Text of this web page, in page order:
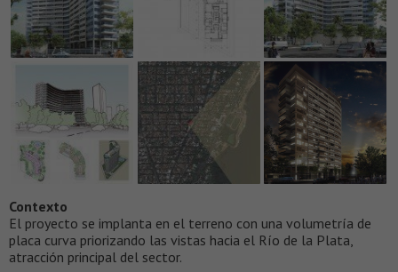
Contexto
El proyecto se implanta en el terreno con una volumetría de
placa curva priorizando las vistas hacia el Río de la Plata,
atracción principal del sector.